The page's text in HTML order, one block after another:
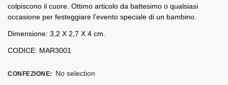
colpiscono il cuore. Ottimo articolo da battesimo o qualsiasi
occasione per festeggiare l’evento speciale di un bambino.
Dimensione: 3,2 X 2,7 X 4 cm.
CODICE: MAR3001
CONFEZIONE: No selection